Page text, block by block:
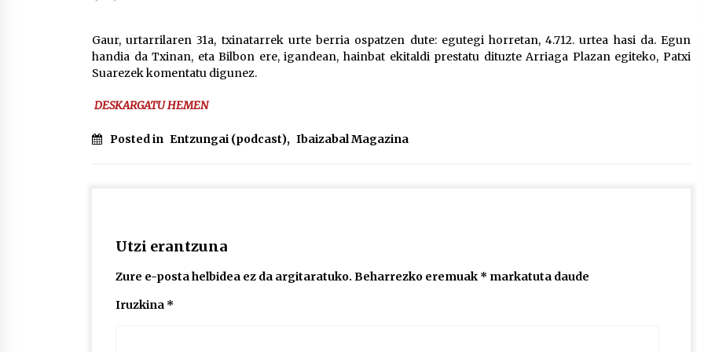
POTTO: San Pedro jaietako bertso-
saioa
Larunbatean Plentziako Itsas
Auritz Iñurrietaren margoak
ikusgai Uribitarte40 aretoan
Gaur, urtarrilaren 31a, txinatarrek urte berria ospatzen dute: egutegi horretan, 4.712. urtea hasi da. Egun
handia da Txinan, eta Bilbon ere, igandean, hainbat ekitaldi prestatu dituzte Arriaga Plazan egiteko, Patxi
Suarezek komentatu digunez.
DESKARGATU HEMEN
Posted in Entzungai (podcast), Ibaizabal Magazina
Utzi erantzuna
Zure e-posta helbidea ez da argitaratuko. Beharrezko eremuak * markatuta daude
Iruzkina *